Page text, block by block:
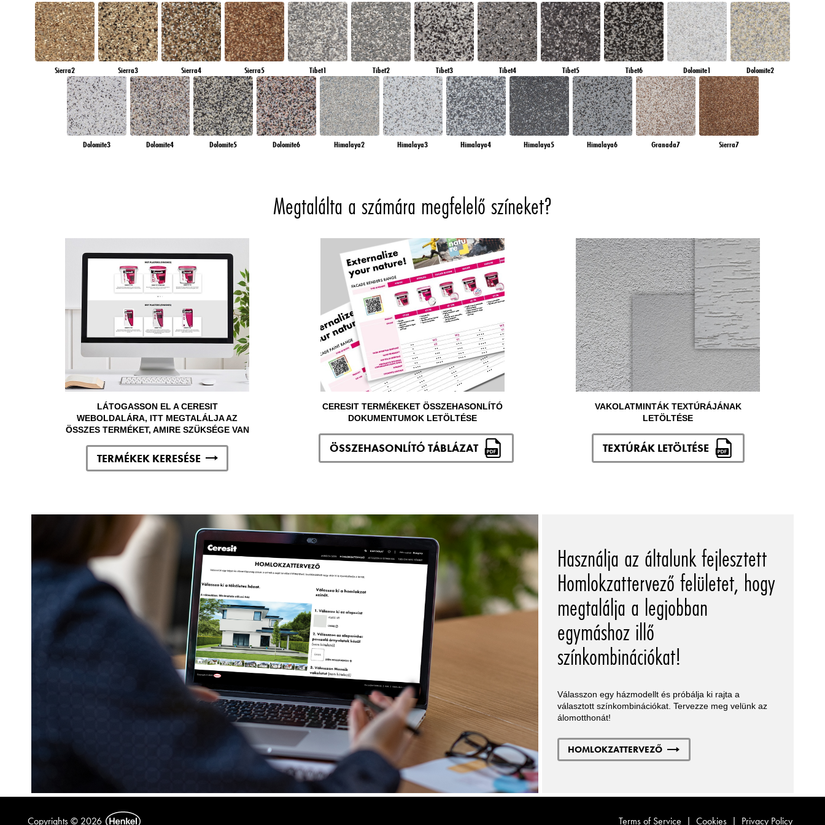
Sierra2 Sierra3 Sierra4 Sierra5 Tibet1 Tibet2 Tibet3 Tibet4 Tibet5 Tibet6 Dolomite1 Dolomite2
Dolomite3 Dolomite4 Dolomite5 Dolomite6 Himalaya2 Himalaya3 Himalaya4 Himalaya5 Himalaya6 Granada7 Sierra7
Megtalálta a számára megfelelő színeket?
LÁTOGASSON EL A CERESIT
WEBOLDALÁRA, ITT MEGTALÁLJA AZ
ÖSSZES TERMÉKET, AMIRE SZÜKSÉGE VAN
TERMÉKEK KERESÉSE
CERESIT TERMÉKEKET ÖSSZEHASONLÍTÓ
DOKUMENTUMOK LETÖLTÉSE
ÖSSZEHASONLÍTÓ TÁBLÁZAT
VAKOLATMINTÁK TEXTÚRÁJÁNAK
LETÖLTÉSE
TEXTÚRÁK LETÖLTÉSE
Használja az általunk fejlesztett
Homlokzattervező felületet, hogy
megtalálja a legjobban
egymáshoz illő
színkombinációkat!
Válasszon egy házmodellt és próbálja ki rajta a
választott színkombinációkat. Tervezze meg velünk az
álomotthonát!
HOMLOKZATTERVEZŐ
Copyrights © 2026 Terms of Service | Cookies | Privacy Policy